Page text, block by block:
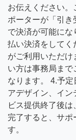
お伝えください。
ポーターが「引き
で決済が可能に
払い決済をしてく
がご利用いただけ
い方は事務局まで
なります。 4.予
アデザイン、イン
ビス提供終了後
完了すると、サポ
す。